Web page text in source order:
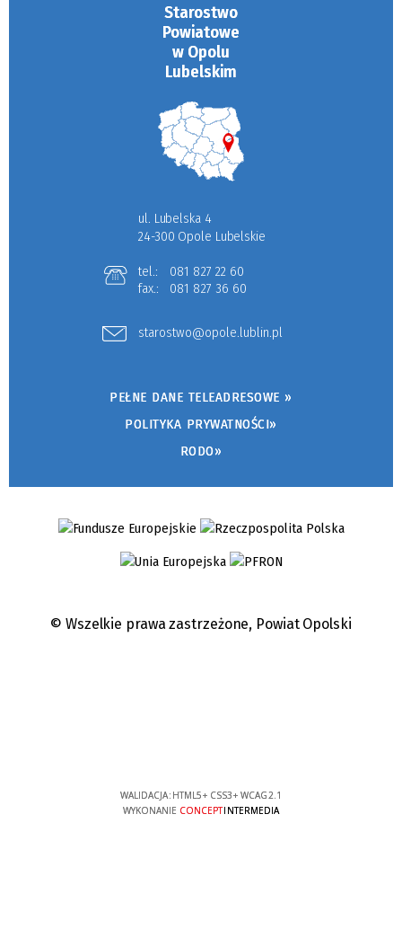
Starostwo
Powiatowe
w Opolu
Lubelskim
ul. Lubelska 4
24-300 Opole Lubelskie
tel.:
081 827 22 60
fax.:
081 827 36 60
starostwo@opole.lublin.pl
PEŁNE DANE TELEADRESOWE »
POLITYKA PRYWATNOŚCI»
RODO»
© Wszelkie prawa zastrzeżone, Powiat Opolski
WALIDACJA: HTML5+ CSS3+ WCAG 2.1
WYKONANIE CONCEPTINTERMEDIA